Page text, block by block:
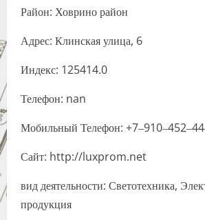
Район: Ховрино район
Адрес: Клинская улица, 6
Индекс: 125414.0
Телефон: nan
Мобильный Телефон:
Сайт: http://luxprom.net
вид деятельности: Светотехника,
продукция